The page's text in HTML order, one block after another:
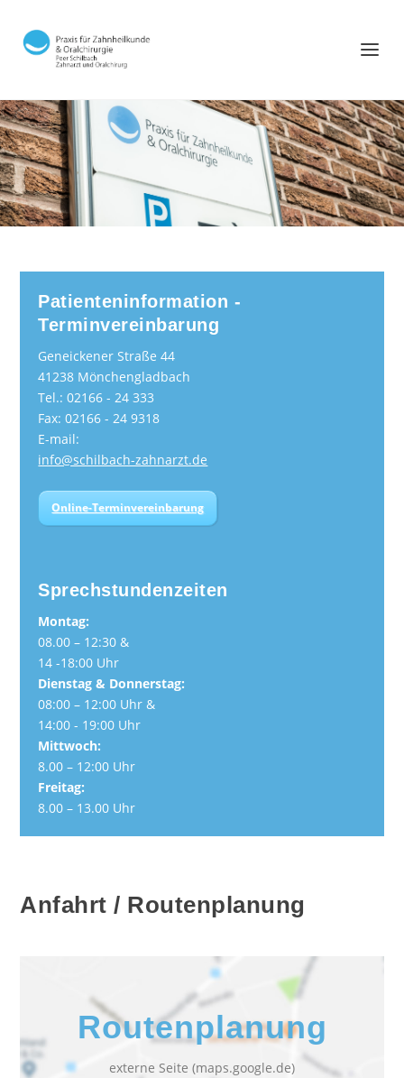
Patienteninformation -
Terminvereinbarung
Geneickener Straße 44
41238 Mönchengladbach
Tel.: 02166 - 24 333
Fax: 02166 - 24 9318
E-mail:
info@schilbach-zahnarzt.de
Online-Terminvereinbarung
Sprechstundenzeiten
Montag:
08.00 – 12:30 &
14 -18:00 Uhr
Dienstag & Donnerstag:
08:00 – 12:00 Uhr &
14:00 - 19:00 Uhr
Mittwoch:
8.00 – 12:00 Uhr
Freitag:
8.00 – 13.00 Uhr
Anfahrt / Routenplanung
Routenplanung
externe Seite (maps.google.de)